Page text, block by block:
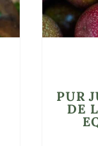
PUR
DE